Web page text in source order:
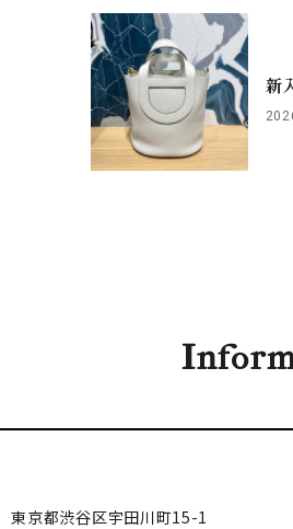
新
東京都渋谷区宇田川町15-1